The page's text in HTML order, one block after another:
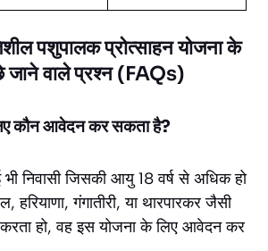
पशुपालक प्रोत्साहन योजना के
जाने वाले प्रश्न (FAQs)
कौन आवेदन कर सकता है?
निवासी जिसकी आयु 18 वर्ष से अधिक हो
हरियाणा, गंगातीरी, या थारपारकर जैसी
करता हो, वह इस योजना के लिए आवेदन कर